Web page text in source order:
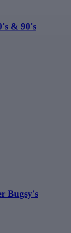
& 90's
Bugsy's